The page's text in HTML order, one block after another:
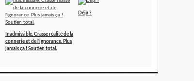
Inadmissible. Crasse réalité de la
connerie et de l'ignorance. Plus
jamais ça ! Soutien total.
Déjà ?